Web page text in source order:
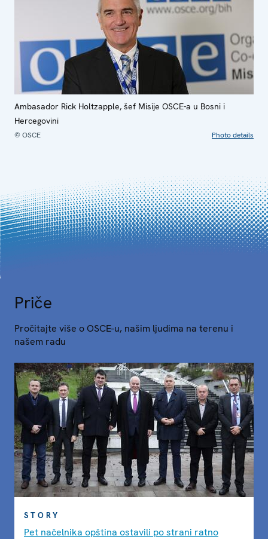
Ambasador Rick Holtzapple, šef Misije OSCE-a u Bosni i
Hercegovini
© OSCE Photo details
Priče
Pročitajte više o OSCE-u, našim ljudima na terenu i
našem radu
STORY
Pet načelnika opština ostavili po strani ratno